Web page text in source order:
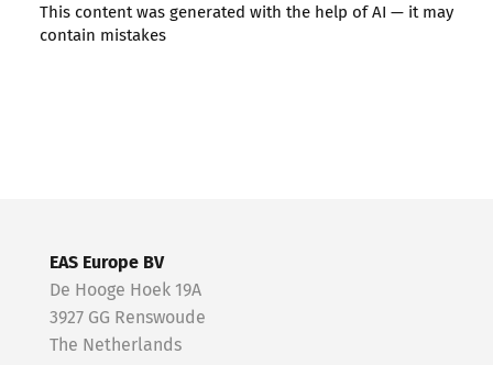
This content was generated with the help of AI — it may
contain mistakes
EAS Europe BV
De Hooge Hoek 19A
3927 GG Renswoude
The Netherlands